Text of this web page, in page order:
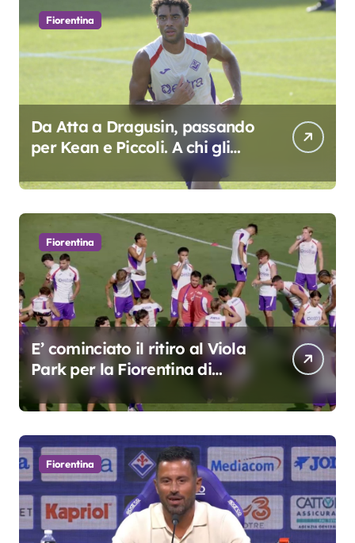
Fiorentina
Da Atta a Dragusin, passando
per Kean e Piccoli. A chi gli
oscar del precampionato?
Fiorentina
E’ cominciato il ritiro al Viola
Park per la Fiorentina di
Grosso
Fiorentina